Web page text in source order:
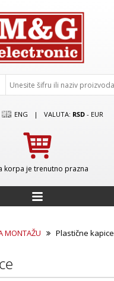
ENG | VALUTA: RSD - EUR
korpa je trenutno prazna
MONTAŽU Plastične kapice